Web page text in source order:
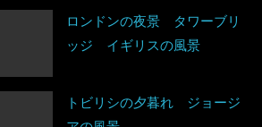
ロンドンの夜景 タワーブリ
ッジ イギリスの風景
トビリシの夕暮れ ジョージ
アイルランド